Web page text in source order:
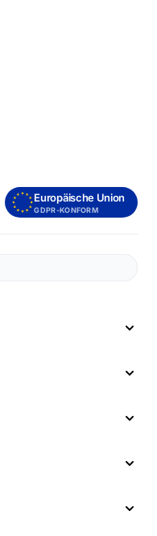
Europäische Union
GDPR-KONFORM